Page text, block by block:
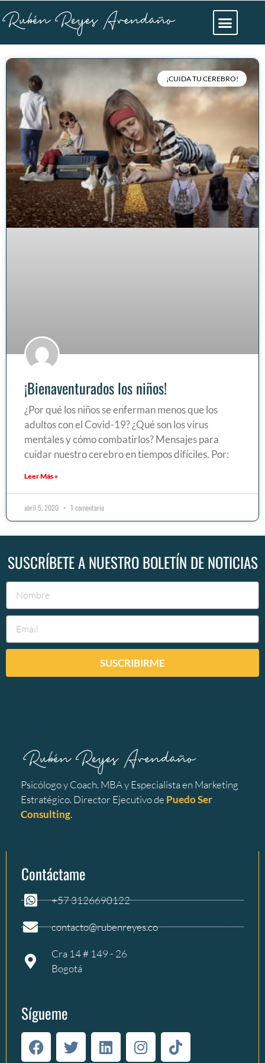
¡CUIDA TU CEREBRO!
¡Bienaventurados los niños!
¿Por qué los niños se enferman menos que los
adultos con el Covid-19? ¿Qué son los virus
mentales y cómo combatirlos? Mensajes para
cuidar nuestro cerebro en tiempos difíciles. Por:
Leer Más »
abril 5, 2020 1 comentario
SUSCRÍBETE A NUESTRO BOLETÍN DE NOTICIAS
SUSCRIBIRME
Psicólogo y Coach. MBA y Especialista en Marketing
Estratégico. Director Ejecutivo de Puedo Ser
Consulting.
Contáctame
+57 3126690122
contacto@rubenreyes.co
Cra 14 # 149 - 26
Bogotá
Sígueme